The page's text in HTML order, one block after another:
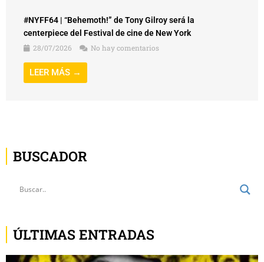
#NYFF64 | “Behemoth!” de Tony Gilroy será la
centerpiece del Festival de cine de New York
28/07/2026
No hay comentarios
LEER MÁS →
BUSCADOR
ÚLTIMAS ENTRADAS